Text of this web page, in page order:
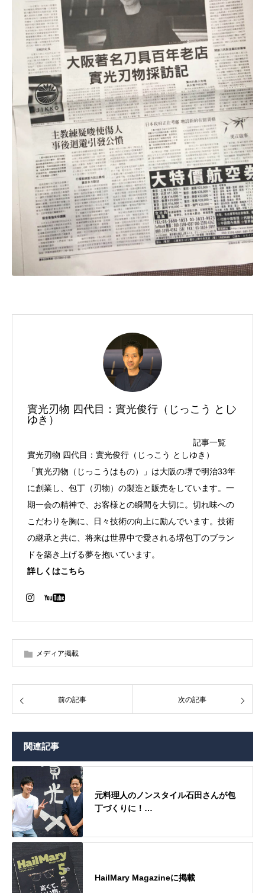
實光刃物 四代目：實光俊行（じっこう とし
ゆき）
記事一覧
實光刃物 四代目：實光俊行（じっこう としゆき）
「實光刃物（じっこうはもの）」は大阪の堺で明治33年
に創業し、包丁（刃物）の製造と販売をしています。一
期一会の精神で、お客様との瞬間を大切に。切れ味への
こだわりを胸に、日々技術の向上に励んでいます。技術
の継承と共に、将来は世界中で愛される堺包丁のブラン
ドを築き上げる夢を抱いています。
詳しくはこちら
メディア掲載
前の記事 次の記事
関連記事
元料理人のノンスタイル石田さんが包
丁づくりに！…
HailMary Magazineに掲載